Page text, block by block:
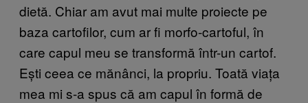
dietă. Chiar am avut mai multe proiecte pe
baza cartofilor, cum ar fi morfo-cartoful, în
care capul meu se transformă într-un cartof.
Ești ceea ce mănânci, la propriu. Toată viața
mea mi s-a spus că am capul în formă de